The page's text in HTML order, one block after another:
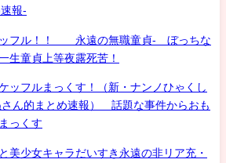
報-
ッフル！！ 永遠の無職童貞- ぼっちな
生童貞上等夜露死苦！
ッフルまっくす！（新・ナンノひゃくし
さん的まとめ速報） 話題な事件からおも
っくす
美少女キャラだいすき永遠の非リア充・